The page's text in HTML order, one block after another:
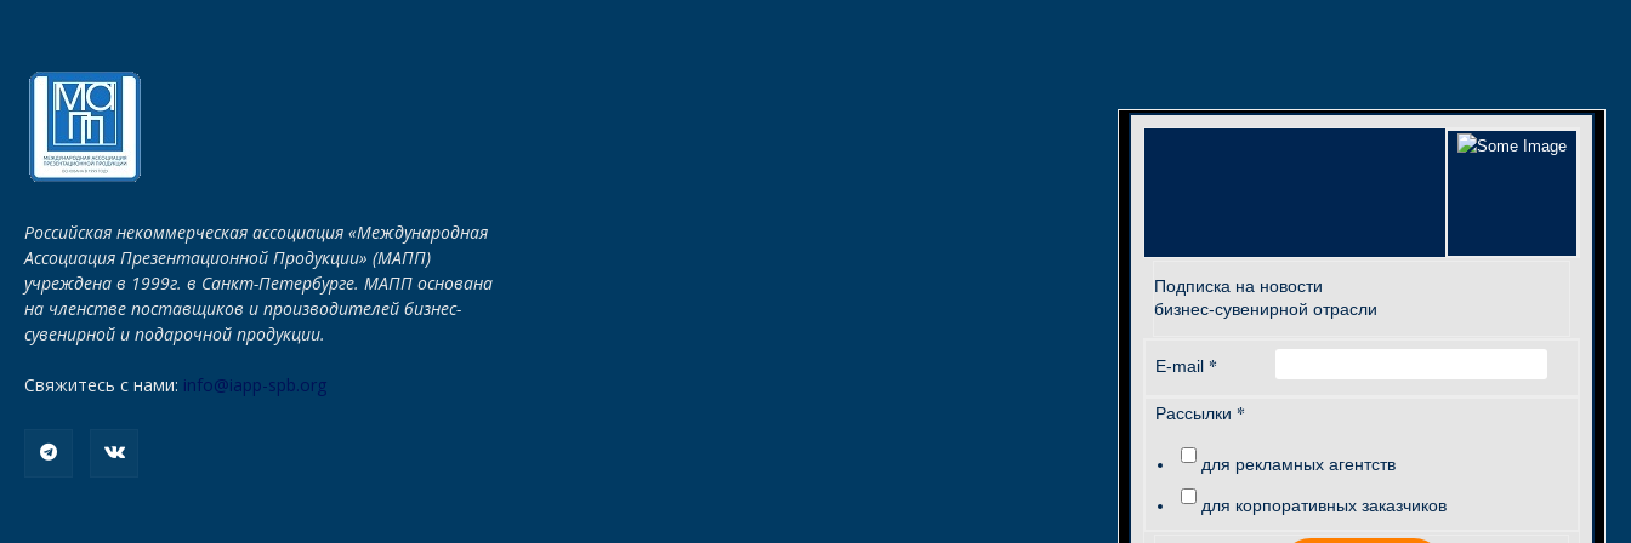
Российская некоммерческая ассоциация «Международная
Ассоциация Презентационной Продукции» (МАПП)
учреждена в 1999г. в Санкт-Петербурге. МАПП основана
на членстве поставщиков и производителей бизнес-
сувенирной и подарочной продукции.
Свяжитесь с нами: info@iapp-spb.org
Подписка на новости
бизнес-сувенирной отрасли
E-mail *
Рассылки *
для рекламных агентств
для корпоративных заказчиков